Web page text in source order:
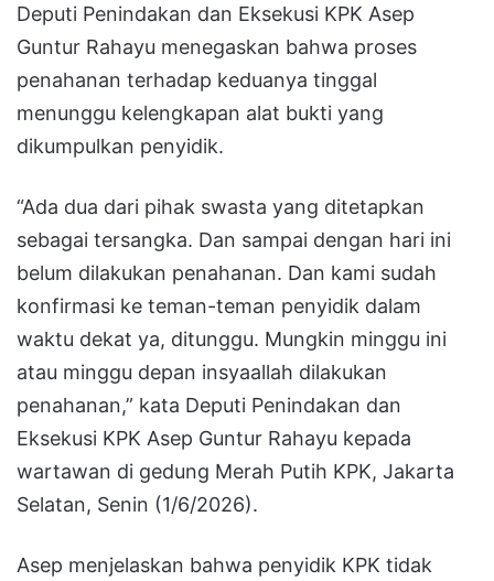
Deputi Penindakan dan Eksekusi KPK Asep
Guntur Rahayu menegaskan bahwa proses
penahanan terhadap keduanya tinggal
menunggu kelengkapan alat bukti yang
dikumpulkan penyidik.
“Ada dua dari pihak swasta yang ditetapkan
sebagai tersangka. Dan sampai dengan hari ini
belum dilakukan penahanan. Dan kami sudah
konfirmasi ke teman-teman penyidik dalam
waktu dekat ya, ditunggu. Mungkin minggu ini
atau minggu depan insyaallah dilakukan
penahanan,” kata Deputi Penindakan dan
Eksekusi KPK Asep Guntur Rahayu kepada
wartawan di gedung Merah Putih KPK, Jakarta
Selatan, Senin (1/6/2026).
Asep menjelaskan bahwa penyidik KPK tidak